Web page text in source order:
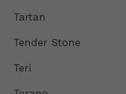
Tartan
Tender Stone
Teri